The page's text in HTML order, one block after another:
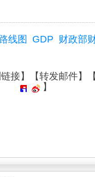
线图 GDP 财政部
接】【转发邮件】
】